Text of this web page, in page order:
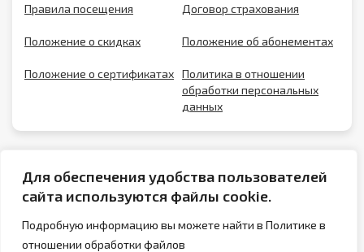
Для обеспечения удобства пользователей
сайта используются файлы cookie.
Подробную информацию вы можете найти в Политике в
отношении обработки файлов
Правила посещения Договор страхования
Положение о скидках Положение об абонементах
Положение о сертификатах Политика в отношении
обработки персональных
данных